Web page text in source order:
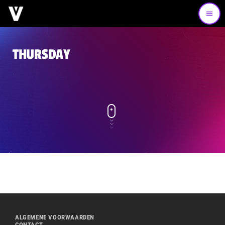
menu
THURSDAY
ALGEMENE VOORWAARDEN